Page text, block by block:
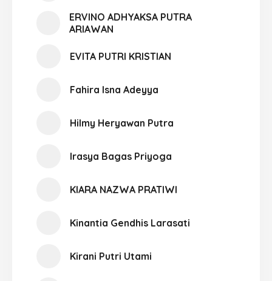
ERVINO ADHYAKSA PUTRA
ARIAWAN
EVITA PUTRI KRISTIAN
Fahira Isna Adeyya
Hilmy Heryawan Putra
Irasya Bagas Priyoga
KIARA NAZWA PRATIWI
Kinantia Gendhis Larasati
Kirani Putri Utami